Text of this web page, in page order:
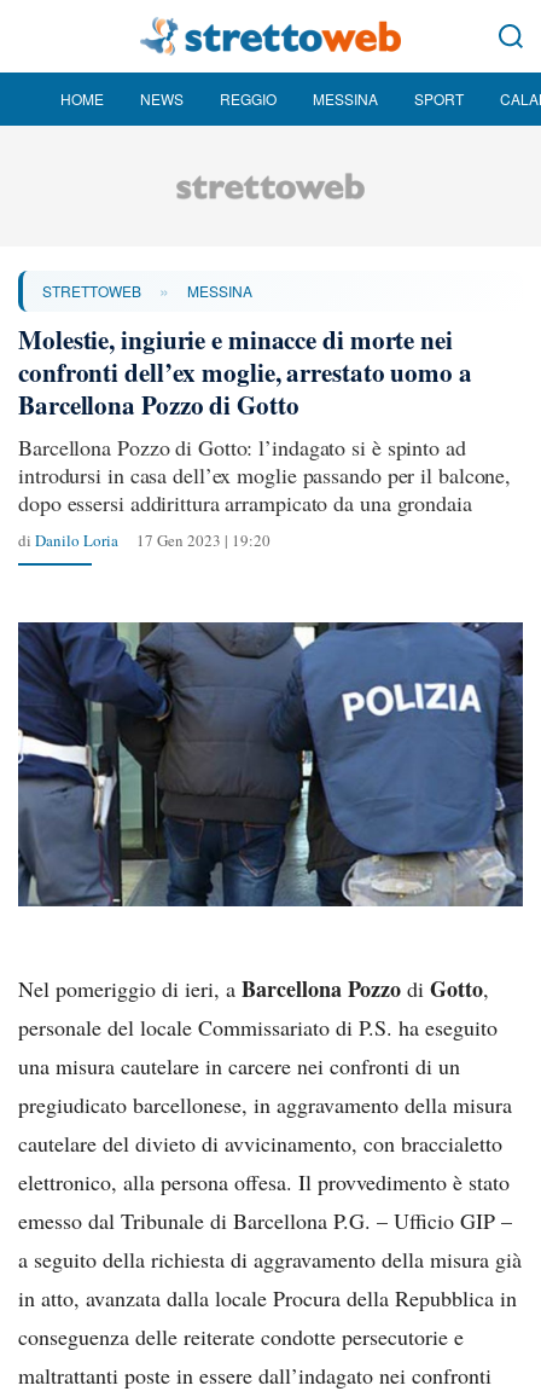
HOME NEWS REGGIO MESSINA SPORT
STRETTOWEB » MESSINA
Molestie, ingiurie e minacce di morte nei
confronti dell’ex moglie, arrestato uomo a
Barcellona Pozzo di Gotto
Barcellona Pozzo di Gotto: l’indagato si è spinto ad
introdursi in casa dell’ex moglie passando per il balcone,
dopo essersi addirittura arrampicato da una grondaia
di Danilo Loria 17 Gen 2023 | 19:20
Nel pomeriggio di ieri, a Barcellona Pozzo di Gotto,
personale del locale Commissariato di P.S. ha eseguito
una misura cautelare in carcere nei confronti di un
pregiudicato barcellonese, in aggravamento della misura
cautelare del divieto di avvicinamento, con braccialetto
elettronico, alla persona offesa. Il provvedimento è stato
emesso dal Tribunale di Barcellona P.G. – Ufficio GIP –
a seguito della richiesta di aggravamento della misura già
in atto, avanzata dalla locale Procura della Repubblica in
conseguenza delle reiterate condotte persecutorie e
maltrattanti poste in essere dall’indagato nei confronti